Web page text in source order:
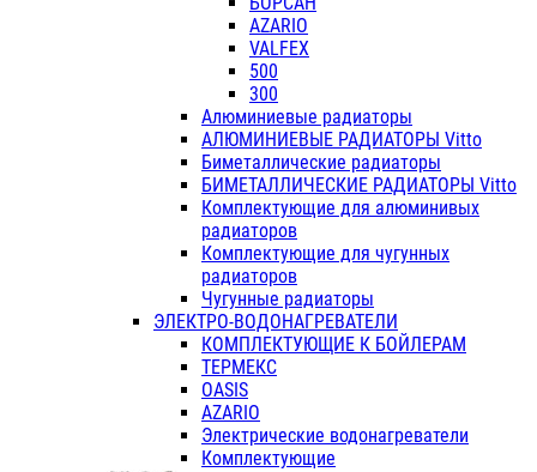
AZARIO
VALFEX
500
300
Алюминиевые радиаторы
АЛЮМИНИЕВЫЕ РАДИАТОРЫ Vitto
Биметаллические радиаторы
БИМЕТАЛЛИЧЕСКИЕ РАДИАТОРЫ Vitto
Комплектующие для алюминивых
радиаторов
Комплектующие для чугунных
радиаторов
Чугунные радиаторы
ЭЛЕКТРО-ВОДОНАГРЕВАТЕЛИ
КОМПЛЕКТУЮЩИЕ К БОЙЛЕРАМ
ТЕРМЕКС
OASIS
AZARIO
Электрические водонагреватели
Комплектующие